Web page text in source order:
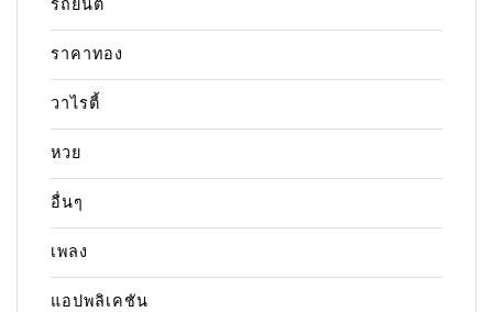
รถยนต์
ราคาทอง
วาไรตี้
หวย
อื่นๆ
เพลง
แอปพลิเคชัน